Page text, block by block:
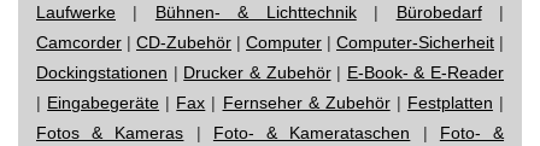
Laufwerke | Bühnen- & Lichttechnik| Bürobedarf|
Camcorder | CD-Zubehör | Computer | Computer-Sicherheit |
Dockingstationen | Drucker & Zubehör| E-Book- & E-Reader
| Eingabegeräte | Fax | Fernseher & Zubehör| Festplatten |
Fotos & Kameras | Foto- & Kamerataschen | Foto- &